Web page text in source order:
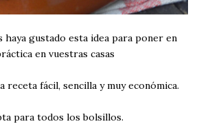
haya gustado esta idea para poner en
en vuestras casas
receta fácil, sencilla y muy económica.
para todos los bolsillos.